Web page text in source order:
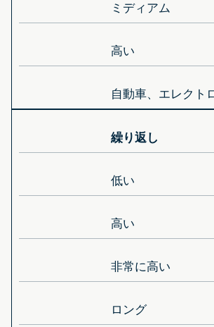
ミディアム
高い
自動車、エレクト
繰り返し
低い
高い
非常に高い
ロング